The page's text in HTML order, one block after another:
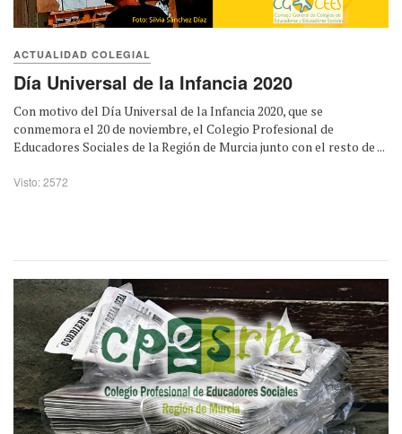
ACTUALIDAD COLEGIAL
Día Universal de la Infancia 2020
Con motivo del Día Universal de la Infancia 2020, que se
conmemora el 20 de noviembre, el Colegio Profesional de
Educadores Sociales de la Región de Murcia junto con el resto de ...
Visto: 2572